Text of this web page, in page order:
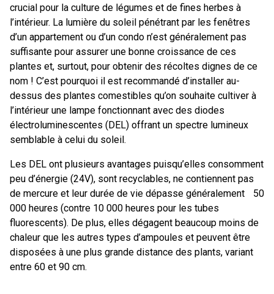
crucial pour la culture de légumes et de fines herbes à
l’intérieur. La lumière du soleil pénétrant par les fenêtres
d’un appartement ou d’un condo n’est généralement pas
suffisante pour assurer une bonne croissance de ces
plantes et, surtout, pour obtenir des récoltes dignes de ce
nom ! C’est pourquoi il est recommandé d’installer au-
dessus des plantes comestibles qu’on souhaite cultiver à
l’intérieur une lampe fonctionnant avec des diodes
électroluminescentes (DEL) offrant un spectre lumineux
semblable à celui du soleil.
Les DEL ont plusieurs avantages puisqu’elles consomment
peu d’énergie (24V), sont recyclables, ne contiennent pas
de mercure et leur durée de vie dépasse généralement 50
000 heures (contre 10 000 heures pour les tubes
fluorescents). De plus, elles dégagent beaucoup moins de
chaleur que les autres types d’ampoules et peuvent être
disposées à une plus grande distance des plants, variant
entre 60 et 90 cm.